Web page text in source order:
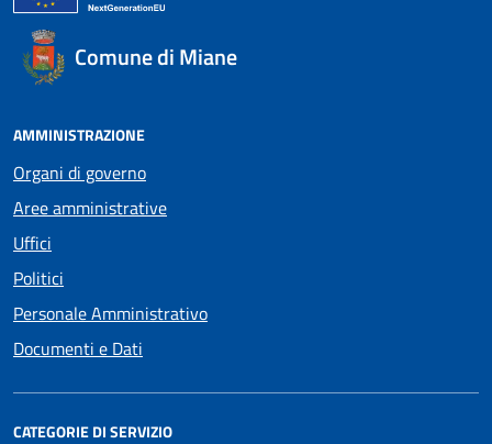
Comune di Miane
AMMINISTRAZIONE
Organi di governo
Aree amministrative
Uffici
Politici
Personale Amministrativo
Documenti e Dati
CATEGORIE DI SERVIZIO